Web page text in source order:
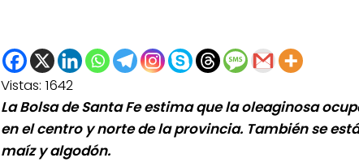
Vistas: 1642
La Bolsa de Santa Fe estima que la oleaginosa
en el centro y norte de la provincia. También se
maíz y algodón.